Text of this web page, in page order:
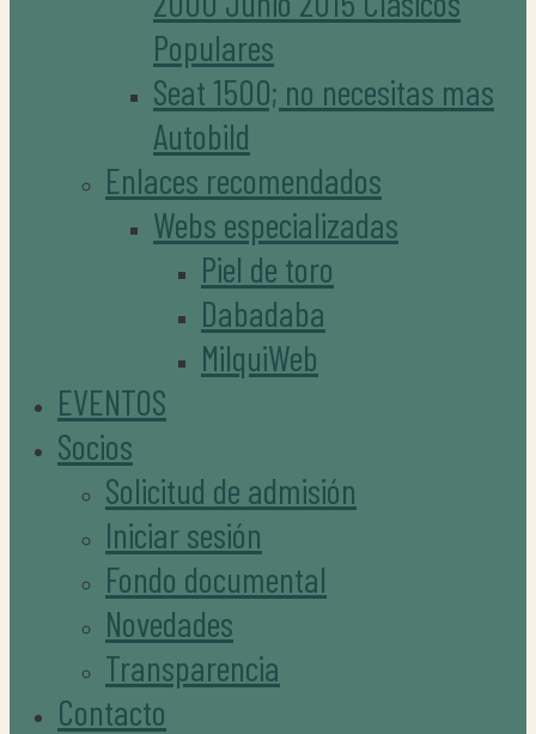
Populares
Seat 1500; no necesitas mas
Autobild
Enlaces recomendados
Webs especializadas
Piel de toro
Dabadaba
MilquiWeb
EVENTOS
Socios
Solicitud de admisión
Iniciar sesión
Fondo documental
Novedades
Transparencia
Contacto